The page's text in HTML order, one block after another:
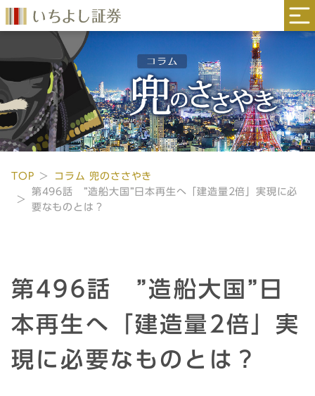
TOP
コラム 兜のささやき
第496話 ”造船大国”日本再生へ「建造量2倍」実現に必
要なものとは？
第496話 ”造船大国”日
本再生へ「建造量2倍」実
現に必要なものとは？